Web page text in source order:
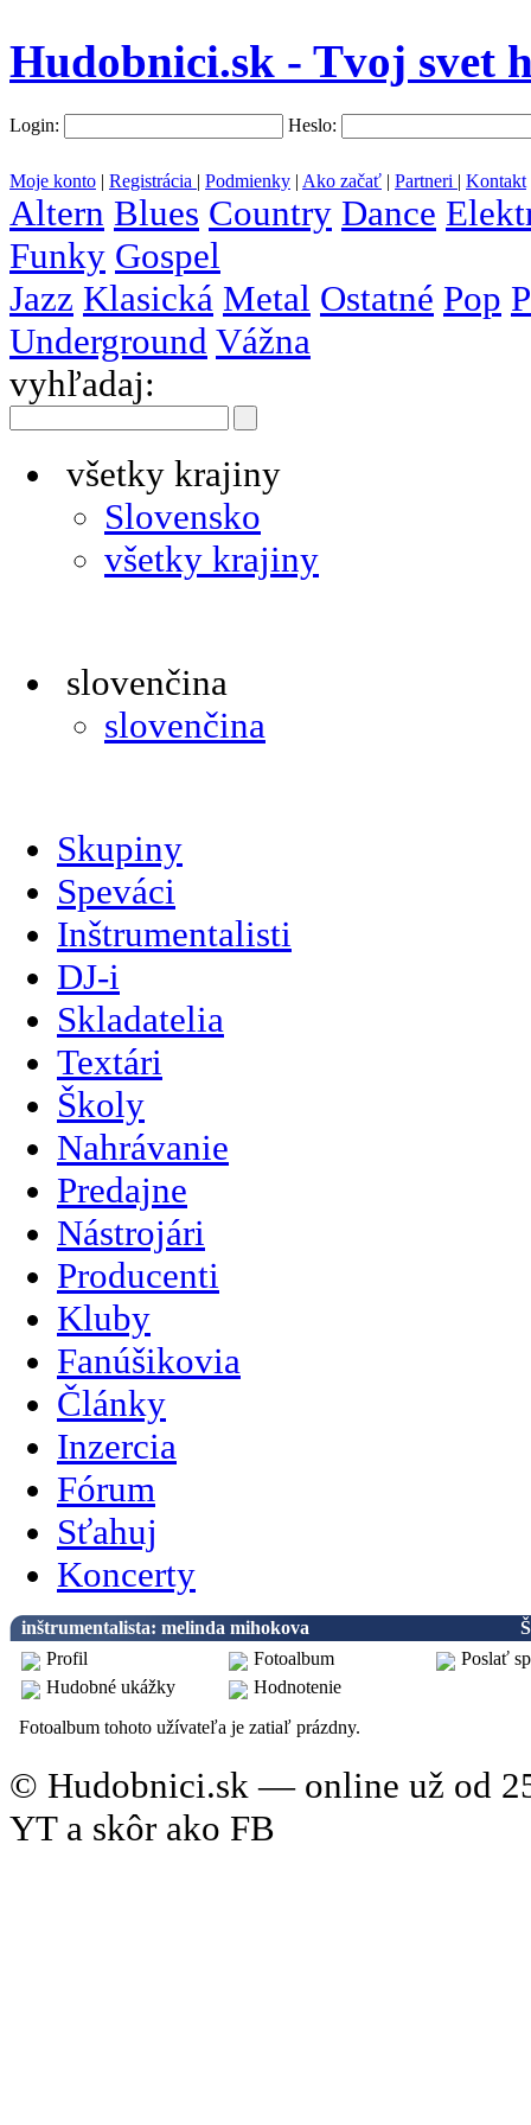
Hudobnici.sk - Tvoj svet
Login: Heslo:
Moje konto | Registrácia | Podmienky | Ako začať | Partneri | Kontakt
Altern Blues Country Dance
Funky Gospel
Jazz Klasická Metal Ostatné Pop
Underground Vážna
vyhľadaj:
všetky krajiny
Slovensko
všetky krajiny
slovenčina
slovenčina
Skupiny
Speváci
Inštrumentalisti
DJ-i
Skladatelia
Textári
Školy
Nahrávanie
Predajne
Nástrojári
Producenti
Kluby
Fanúšikovia
Články
Inzercia
Fórum
Sťahuj
Koncerty
inštrumentalista: melinda mihokova
Profil
Fotoalbum
Poslať
Hudobné ukážky
Hodnotenie
Fotoalbum tohoto užívateľa je zatiaľ prázdny.
© Hudobnici.sk — online už od
YT a skôr ako FB